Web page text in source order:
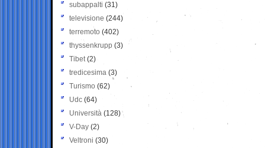
subappalti (31)
televisione(244)
terremoto (402)
thyssenkrupp (3)
Tibet(2)
tredicesima (3)
Turismo (62)
Udc (64)
Università (128)
V-Day (2)
Veltroni (30)